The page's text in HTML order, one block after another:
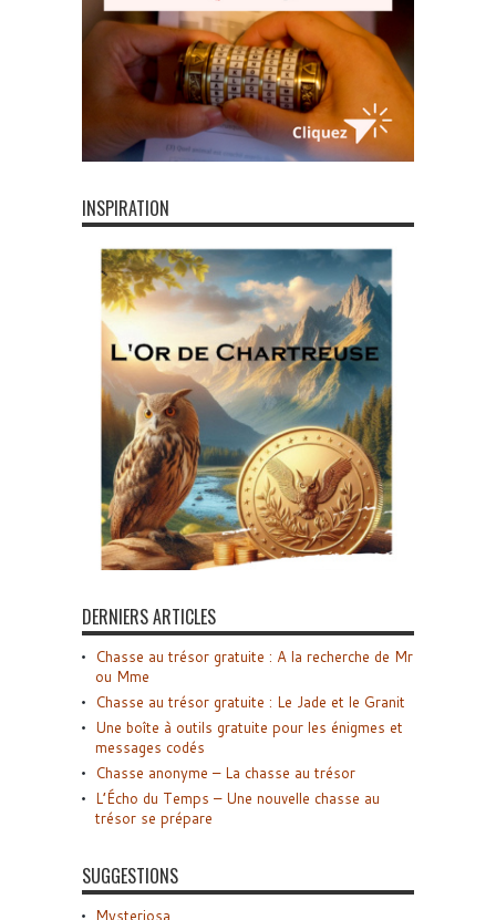
INSPIRATION
DERNIERS ARTICLES
Chasse au trésor gratuite : A la recherche de Mr
ou Mme
Chasse au trésor gratuite : Le Jade et le Granit
Une boîte à outils gratuite pour les énigmes et
messages codés
Chasse anonyme – La chasse au trésor
L’Écho du Temps – Une nouvelle chasse au
trésor se prépare
SUGGESTIONS
Mysteriosa